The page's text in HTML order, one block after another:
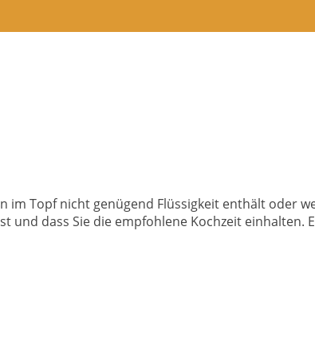
Topf nicht genügend Flüssigkeit enthält oder
und dass Sie die empfohlene Kochzeit einhalten.